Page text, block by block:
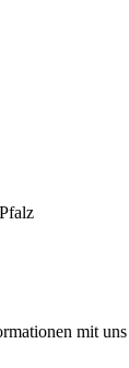
mit